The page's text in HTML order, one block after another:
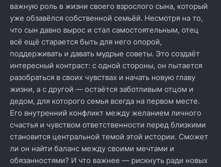
важную роль в жизни своего взрослого сына, который
уже обзавёлся собственной семьёй. Несмотря на то,
что сын давно вырос и стал самостоятельным, отец
всё ещё старается быть для него опорой,
поддерживать и давать мудрые советы. Это создаёт
интересный контраст: с одной стороны, он пытается
разобраться в своих чувствах и начать новую главу
жизни, а с другой — остаётся заботливым отцом и
дедом, для которого семья всегда на первом месте.
Его внутренний конфликт между желанием личного
счастья и чувством ответственности перед близкими
становится центральной темой этой истории. Сможет
ли он найти баланс между своими мечтами и
обязанностями? И что важнее — рискнуть ради новых